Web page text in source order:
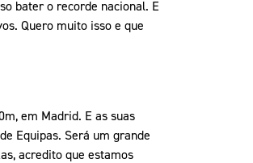
bater o recorde nacional. E
Quero muito isso e que
em Madrid. E as suas
Equipas. Será um grande
acredito que estamos